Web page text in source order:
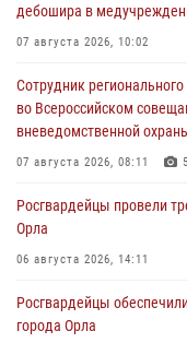
дебошира в
07 августа 2026, 10:02
Сотрудник
во Всероссийском
вневедомственной
07 августа 2026, 08:11 5
Росгвардейцы провели
Орла
06 августа 2026, 14:11
Росгвардейцы
города Орла